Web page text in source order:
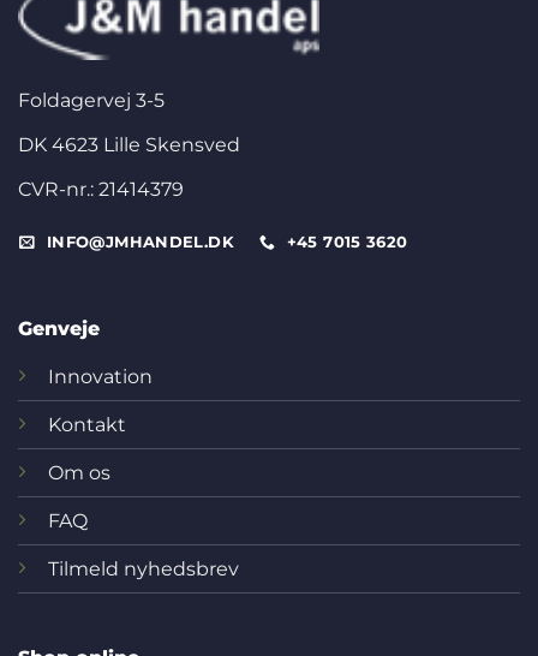
Foldagervej 3-5
DK 4623 Lille Skensved
CVR-nr.: 21414379
INFO@JMHANDEL.DK +45 7015 3620
Genveje
Innovation
Kontakt
Om os
FAQ
Tilmeld nyhedsbrev